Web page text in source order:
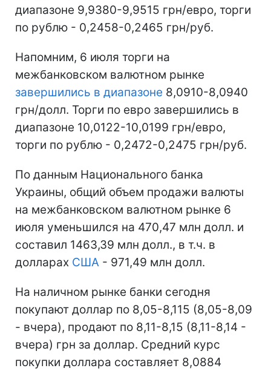
диапазоне 9,9380-9,9515 грн/евро, торги
по рублю - 0,2458-0,2465 грн/руб.
Напомним, 6 июля торги на
межбанковском валютном рынке
завершились в диапазоне 8,0910-8,0940
грн/долл. Торги по евро завершились в
диапазоне 10,0122-10,0199 грн/евро,
торги по рублю - 0,2472-0,2475 грн/руб.
По данным Национального банка
Украины, общий объем продажи валюты
на межбанковском валютном рынке 6
июля уменьшился на 470,47 млн долл. и
составил 1463,39 млн долл., в т.ч. в
долларах США - 971,49 млн долл.
На наличном рынке банки сегодня
покупают доллар по 8,05-8,115 (8,05-8,09
- вчера), продают по 8,11-8,15 (8,11-8,14 -
вчера) грн за доллар. Средний курс
покупки доллара составляет 8,0884